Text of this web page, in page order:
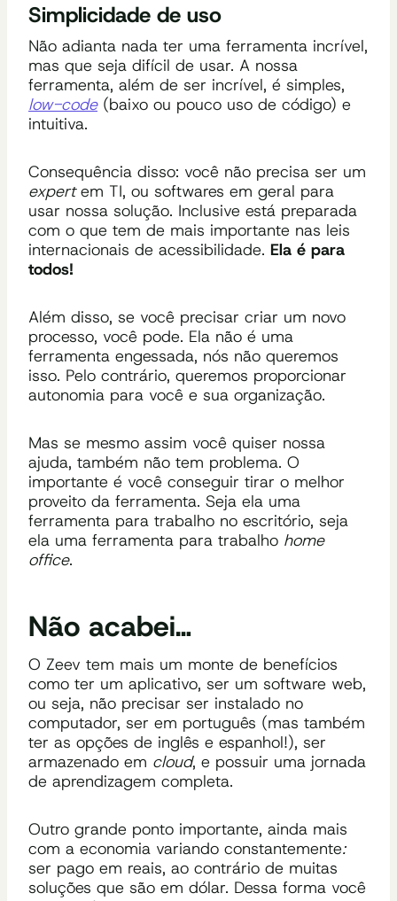
Simplicidade de uso
Não adianta nada ter uma ferramenta incrível,
mas que seja difícil de usar. A nossa
ferramenta, além de ser incrível, é simples,
low-code (baixo ou pouco uso de código) e
intuitiva.
Consequência disso: você não precisa ser um
expertem TI, ou softwares em geral para
usar nossa solução. Inclusive está preparada
com o que tem de mais importante nas leis
internacionais de acessibilidade. Ela é para
todos!
Além disso, se você precisar criar um novo
processo, você pode. Ela não é uma
ferramenta engessada, nós não queremos
isso. Pelo contrário, queremos proporcionar
autonomia para você e sua organização.
Mas se mesmo assim você quiser nossa
ajuda, também não tem problema. O
importante é você conseguir tirar o melhor
proveito da ferramenta. Seja ela uma
ferramenta para trabalho no escritório, seja
ela uma ferramenta para trabalho home
office.
Não acabei…
O Zeev tem mais um monte de benefícios
como ter um aplicativo, ser um software web,
ou seja, não precisar ser instalado no
computador, ser em português (mas também
ter as opções de inglês e espanhol!), ser
armazenado em cloud, e possuir uma jornada
de aprendizagem completa.
Outro grande ponto importante, ainda mais
com a economia variando constantemente:
ser pago em reais, ao contrário de muitas
soluções que são em dólar. Dessa forma você